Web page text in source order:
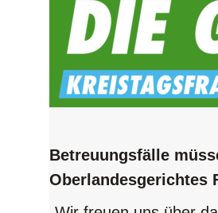
Betreuungsfälle
Oberlandesgerichtes